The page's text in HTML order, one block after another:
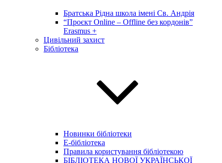
Братська Рідна школа імені Св. Андрія
“Проєкт Online – Offline без кордонів”
Erasmus +
Цивільний захист
Бібліотека
Новинки бібліотеки
E-бібліотека
Правила користування бібліотекою
БІБЛІОТЕКА НОВОЇ УКРАЇНСЬКОЇ